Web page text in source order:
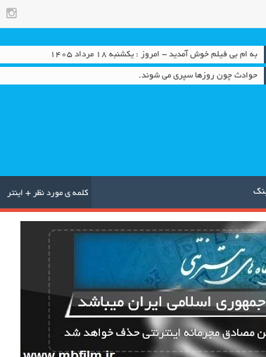
به ام بی فیلم خوش آمدید - امروز : یکشنبه ۱۸ مرداد ۱۴۰۵
حوادث چون روزها سپری می شوند.